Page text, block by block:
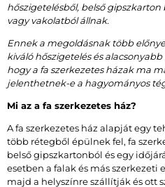
hőszigetelésből, belső
vagy vakolatból állnak.
Ennek a megoldásnak több
kiváló hőszigetelés és
hogy a fa szerkezetes házak ma
jelenthetnek-e a hagyományos
Mi az a fa szerkezetes ház?
A fa szerkezetes ház alapját egy
több rétegből épülnek fel, fa
belső gipszkartonból és egy
esetben a falak és más szerkezeti
majd a helyszínre szállítják és ott